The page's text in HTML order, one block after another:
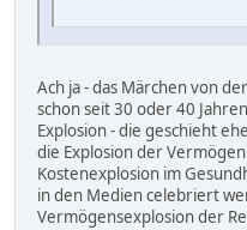
Ach ja - das Märchen von
schon seit 30 oder 40
Explosion - die geschieht
die Explosion der
Kostenexplosion im
in den Medien celebriert
Vermögensexplosion der